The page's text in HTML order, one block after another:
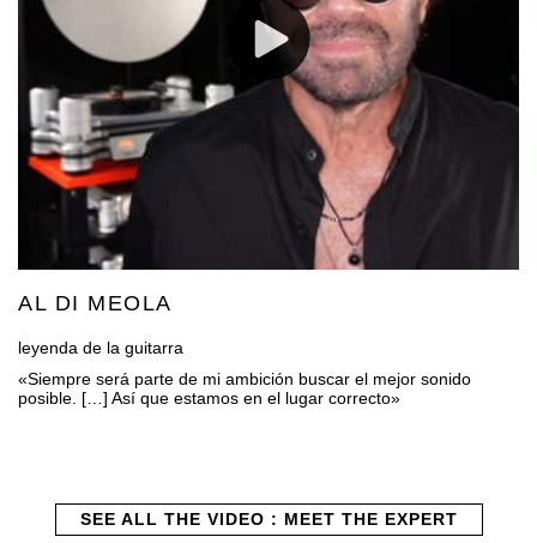
AL DI MEOLA
leyenda de la guitarra
«Siempre será parte de mi ambición buscar el mejor sonido
posible. […] Así que estamos en el lugar correcto»
SEE ALL THE VIDEO : MEET THE EXPERT